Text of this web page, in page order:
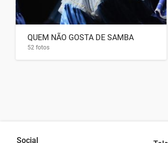
QUEM NÃO GOSTA DE SAMBA
52 fotos
Social